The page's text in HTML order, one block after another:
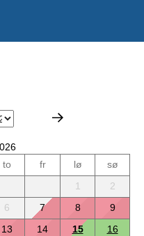
to fr lø
sø
1
2
6 7 8
9
13 14 15
16